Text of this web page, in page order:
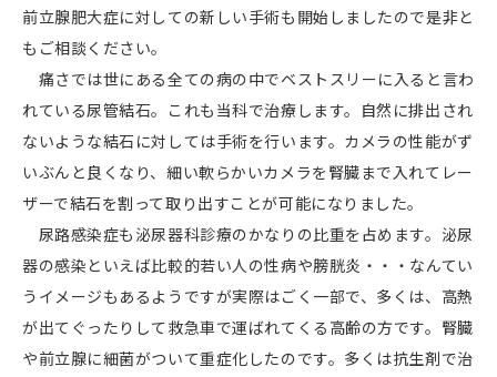
前立腺肥大症に対しての新しい手術も開始しましたので是非と
もご相談ください。
痛さでは世にある全ての病の中でベストスリーに入ると言わ
れている尿管結石。これも当科で治療します。自然に排出され
ないような結石に対しては手術を行います。カメラの性能がず
いぶんと良くなり、細い軟らかいカメラを腎臓まで入れてレー
ザーで結石を割って取り出すことが可能になりました。
尿路感染症も泌尿器科診療のかなりの比重を占めます。泌尿
器の感染といえば比較的若い人の性病や膀胱炎・・・なんてい
うイメージもあるようですが実際はごく一部で、多くは、高熱
が出てぐったりして救急車で運ばれてくる高齢の方です。腎臓
や前立腺に細菌がついて重症化したのです。多くは抗生剤で治